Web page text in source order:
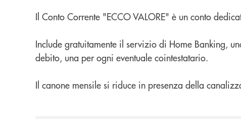
Il Conto Corrente "ECCO VALORE" è un conto
Include gratuitamente il servizio di Home Banking,
debito, una per ogni eventuale cointestatario.
Il canone mensile si riduce in presenza della